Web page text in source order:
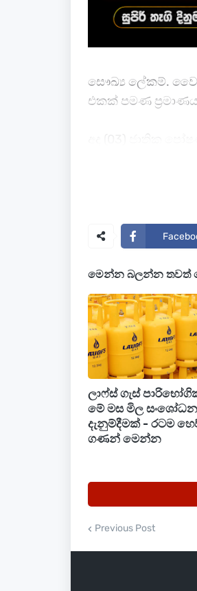
සෞඛ්‍ය ලේකම්.
එකක් පමණ
අද (03) ජාතික
එක්වෙමින් ඔහු මේ
සෞඛ්‍ය
මෙන්න බලන්න තවත්
ලාෆ්ස් ගැස්
මේ මස මිල
දැනුම්දීමක් - රටම
ගණන් මෙන්න
Previous Post